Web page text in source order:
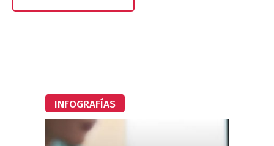
INFOGRAFÍAS